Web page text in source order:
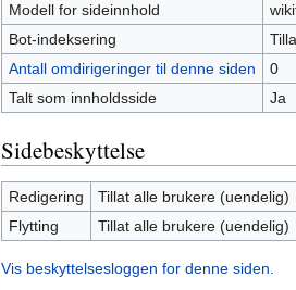
Modell for sideinnhold
Bot-indeksering
Antall omdirigeringer til denne siden
0
Talt som innholdsside
Ja
Sidebeskyttelse
Redigering
Tillat alle brukere (uendelig)
Flytting
Tillat alle brukere (uendelig)
Vis beskyttelsesloggen for denne siden.